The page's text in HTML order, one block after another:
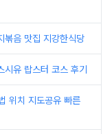
볶음 맛집 지강한식당
유 랍스터 코스 후기
위치 지도공유 빠른